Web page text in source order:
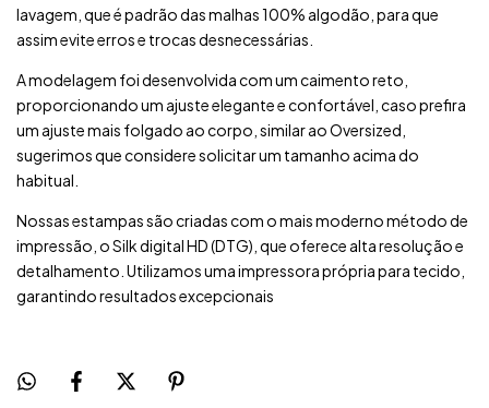
lavagem, que é padrão das malhas 100% algodão, para que
assim evite erros e trocas desnecessárias.
A modelagem foi desenvolvida com um caimento reto,
proporcionando um ajuste elegante e confortável, caso prefira
um ajuste mais folgado ao corpo, similar ao Oversized,
sugerimos que considere solicitar um tamanho acima do
habitual.
Nossas estampas são criadas com o mais moderno método de
impressão, o Silk digital HD (DTG), que oferece alta resolução e
detalhamento. Utilizamos uma impressora própria para tecido,
garantindo resultados excepcionais